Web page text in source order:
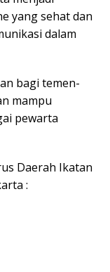
yang sehat dan
dalam
bagi temen-
mampu
pewarta
Daerah Ikatan
: